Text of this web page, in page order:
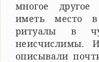
многое
иметь место
ритуалы в
неисчислимы.
описывали